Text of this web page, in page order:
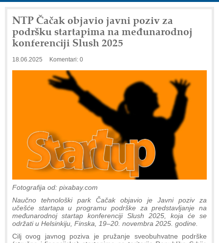
NTP Čačak objavio javni poziv za
podršku startapima na međunarodnoj
konferenciji Slush 2025
18.06.2025 Komentari: 0
Fotografija od: pixabay.com
Naučno tehnološki park Čačak objavio je Javni poziv za
učešće startapa u programu podrške za predstavljanje na
međunarodnoj startap konferenciji Slush 2025, koja će se
održati u Helsinkiju, Finska, 19–20. novembra 2025. godine.
Cilj ovog javnog poziva je pružanje sveobuhvatne podrške